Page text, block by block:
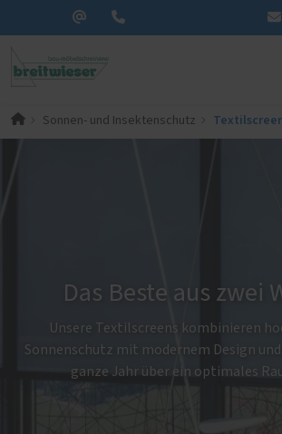
Sonnen- und Insektenschutz
Das Beste aus zwei
Unsere Textilscreens kombinieren
Sonnenschutz mit modernem Design
ganze Jahr über ein optimales